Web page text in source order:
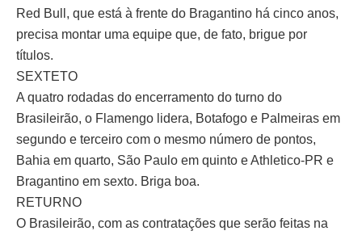
Red Bull, que está à frente do Bragantino há cinco anos,
precisa montar uma equipe que, de fato, brigue por
títulos.
SEXTETO
A quatro rodadas do encerramento do turno do
Brasileirão, o Flamengo lidera, Botafogo e Palmeiras em
segundo e terceiro com o mesmo número de pontos,
Bahia em quarto, São Paulo em quinto e Athletico-PR e
Bragantino em sexto. Briga boa.
RETURNO
O Brasileirão, com as contratações que serão feitas na